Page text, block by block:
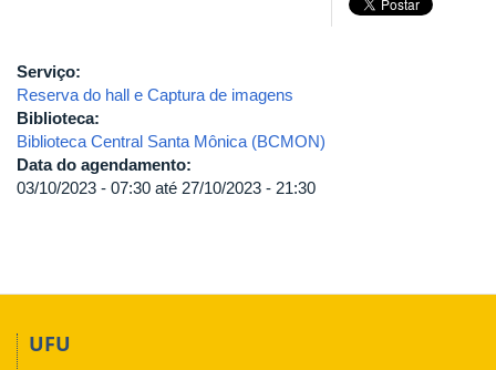
Serviço:
Reserva do hall e Captura de imagens
Biblioteca:
Biblioteca Central Santa Mônica (BCMON)
Data do agendamento:
03/10/2023 - 07:30 até 27/10/2023 - 21:30
UFU